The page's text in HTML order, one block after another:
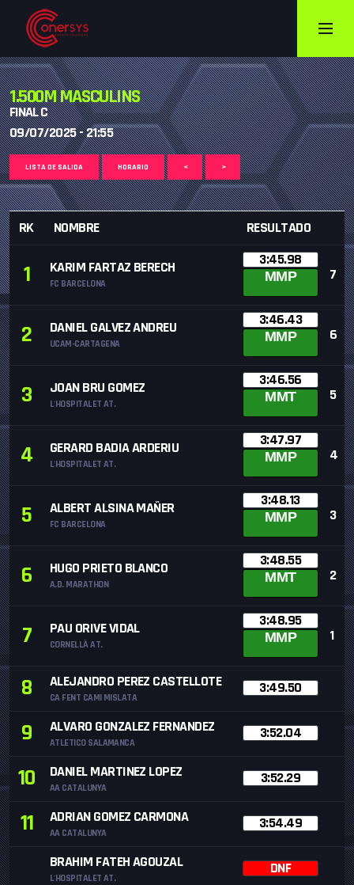
1.500M MASCULINS
FINAL C
09/07/2025 - 21:55
LISTA DE SALIDA HORARIO < >
RK NOMBRE RESULTADO
1 KARIM FARTAZ BERECH
FC BARCELONA
3:45.98
MMP 7
2 DANIEL GALVEZ ANDREU
UCAM-CARTAGENA
3:46.43
MMP 6
3 JOAN BRU GOMEZ
L'HOSPITALET AT.
3:46.56
MMT 5
4 GERARD BADIA ARDERIU
L'HOSPITALET AT.
3:47.97
MMP 4
5 ALBERT ALSINA MAÑER
FC BARCELONA
3:48.13
MMP 3
6 HUGO PRIETO BLANCO
A.D. MARATHON
3:48.55
MMT 2
7 PAU ORIVE VIDAL
CORNELLÀ AT.
3:48.95
MMP 1
8 ALEJANDRO PEREZ CASTELLOTE
CA FENT CAMI MISLATA
3:49.50
9 ALVARO GONZALEZ FERNANDEZ
ATLETICO SALAMANCA
3:52.04
10 DANIEL MARTINEZ LOPEZ
AA CATALUNYA
3:52.29
11 ADRIAN GOMEZ CARMONA
AA CATALUNYA
3:54.49
BRAHIM FATEH AGOUZAL
L'HOSPITALET AT.
DNF